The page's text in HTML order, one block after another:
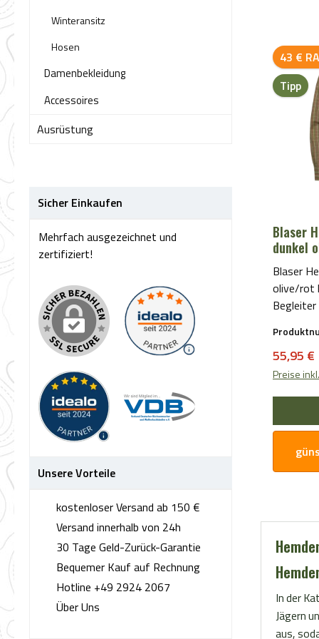
Winteransitz
Hosen
Damenbekleidung
Accessoires
Ausrüstung
Sicher Einkaufen
Mehrfach ausgezeichnet und
zertifiziert!
Unsere Vorteile
kostenloser Versand ab 150 €
Versand innerhalb von 24h
30 Tage Geld-Zurück-Garantie
Bequemer Kauf auf Rechnung
Hotline +49 2924 2067
Über Uns
das
Situation
einer
fördert
Aktivitäten. Blaser
HunTec
AirFlow-
für eine
hält Sie
Tarnung:
die Natur
und
Blaser
einer
Jäger
Hobby
Hemd
hohen
hohen
43 €
Tipp
Blaser
dunkel
Blaser
olive/rot
Hemd
kariert.
Jagd
ideale
für jeden
für ein
55,95 €
Preise
In der
Jägern
aus,